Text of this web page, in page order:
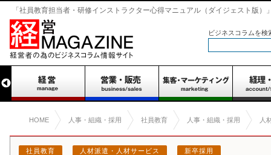
「社員教育担当者・研修インストラクター心得マニュアル（ダイジェスト版
ビジネスコラムを検
HOME 人事・組織・採用 社員教育 人事・組織・採用 人
社員教育 人材派遣・人材サービス 新卒採用